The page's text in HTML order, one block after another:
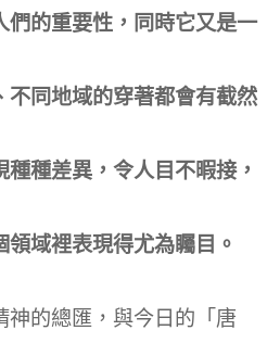
們的重要性，同時它又是一
不同地域的穿著都會有截然
種差異，令人目不暇接，
域裡表現得尤為矚目。
神的總匯，與今日的「唐